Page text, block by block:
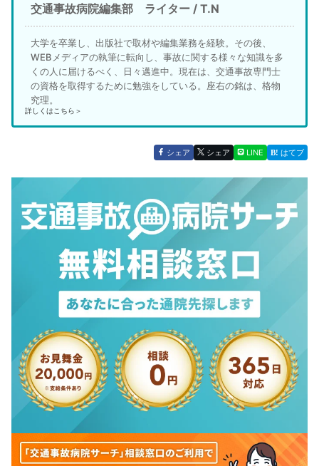
交通事故病院編集部 ライター / T.N
大学を卒業し、出版社で取材や編集業務を経験。その後、
WEBメディアの執筆に転向し、事故に関する様々な知識を多
くの人に届けるべく、日々邁進中。現在は、交通事故専門士
の資格を取得するために勉強をしている。座右の銘は、格物
究理。
詳しくはこちら＞
シェア シェア LINE はてブ